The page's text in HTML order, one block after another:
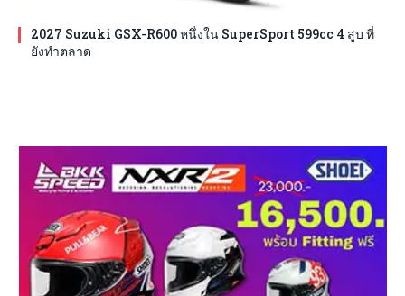
2027 Suzuki GSX-R600 หนึ่งใน SuperSport 599cc 4 สูบ ที่
ยังทำตลาด